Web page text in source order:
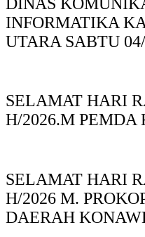
INFORMATIKA
UTARA SABTU
SELAMAT HARI
H/2026.M PEMDA
SELAMAT HARI
H/2026 M.
DAERAH